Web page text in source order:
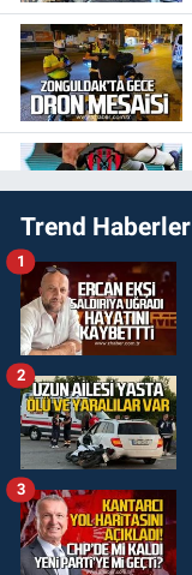
Trend Haberler
1
2
3